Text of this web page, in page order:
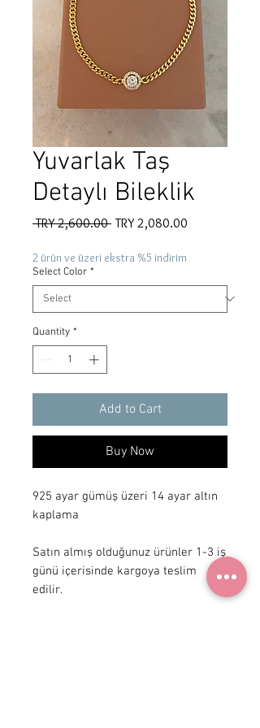
Yuvarlak Taş
Detaylı Bileklik
TRY 2,600.00 Regular
TRY 2,080.00
2 ürün ve üzeri ekstra %5 indirim
Select Color *
Quantity *
Add to Cart
Buy Now
925 ayar gümüş üzeri 14 ayar altın
kaplama
Satın almış olduğunuz ürünler 1-3 iş
günü içerisinde kargoya teslim
edilir.